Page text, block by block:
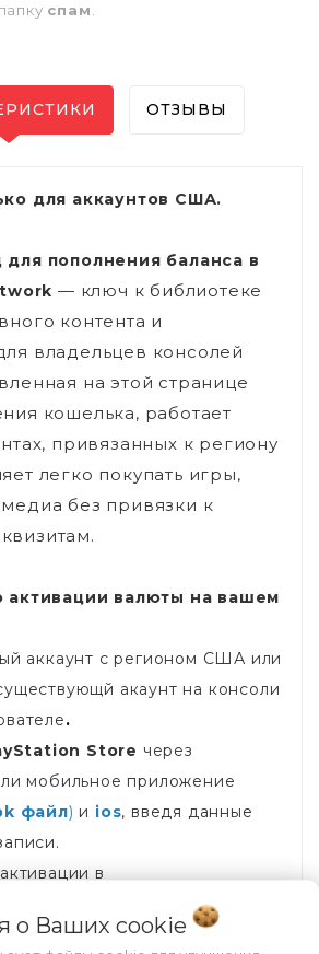
спам.
ОТЗЫВЫ
для аккаунтов США.
пополнения баланса в
— ключ к библиотеке
контента и
владельцев консолей
на этой странице
кошелька, работает
привязанных к региону
легко покупать игры,
без привязки к
активации валюты на вашем
аккаунт с регионом США или
акаунт на консоли
.
Store через
мобильное приложение
файл) и ios, введя данные
в
кодов» (Redeem
о Ваших cookie